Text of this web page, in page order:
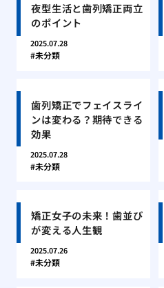
夜型生活と歯列矯正両立
のポイント
2025.07.28
未分類
歯列矯正でフェイスライ
ンは変わる？期待できる
効果
2025.07.28
未分類
矯正女子の未来！歯並び
が変える人生観
2025.07.26
未分類